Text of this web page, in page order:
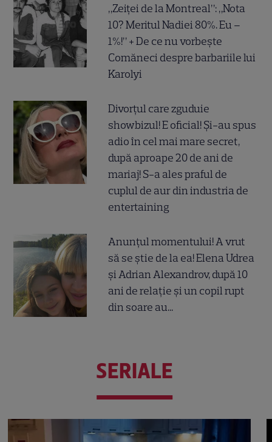
„Zeiței de la Montreal”: „Nota
10? Meritul Nadiei 80%. Eu –
1%!” + De ce nu vorbește
Comăneci despre barbariile lui
Karolyi
Divorțul care zguduie
showbizul! E oficial! Și-au spus
adio în cel mai mare secret,
după aproape 20 de ani de
mariaj! S-a ales praful de
cuplul de aur din industria de
entertaining
Anunțul momentului! A vrut
să se știe de la ea! Elena Udrea
și Adrian Alexandrov, după 10
ani de relație și un copil rupt
din soare au...
SERIALE